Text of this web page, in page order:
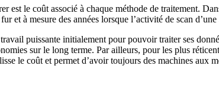
est le coût associé à chaque méthode de traitement.
et à mesure des années lorsque l’activité de scan d’une
puissante initialement pour pouvoir traiter ses
sur le long terme. Par ailleurs, pour les plus
le coût et permet d’avoir toujours des machines aux